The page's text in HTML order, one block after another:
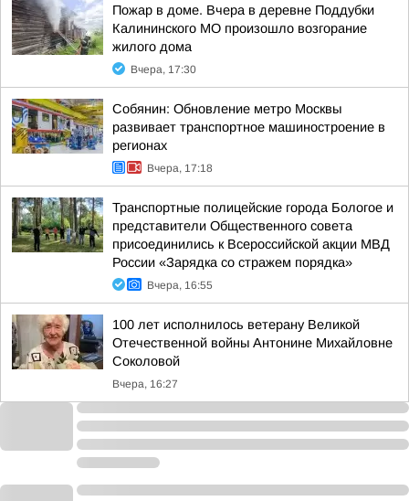
Пожар в доме. Вчера в деревне Поддубки
Калининского МО произошло возгорание
жилого дома
Вчера, 17:30
Собянин: Обновление метро Москвы
развивает транспортное машиностроение в
регионах
Вчера, 17:18
Транспортные полицейские города Бологое и
представители Общественного совета
присоединились к Всероссийской акции МВД
России «Зарядка со стражем порядка»
Вчера, 16:55
100 лет исполнилось ветерану Великой
Отечественной войны Антонине Михайловне
Соколовой
Вчера, 16:27